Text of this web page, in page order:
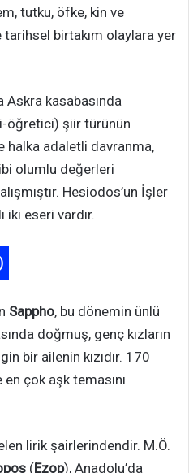
tutku, öfke, kin ve
birtakım olaylara yer
Askra kasabasında
şiir türünün
halka adaletli davranma,
olumlu değerleri
Hesiodos’un İşler
iki eseri vardır.
Sappho, bu dönemin ünlü
doğmuş, genç kızların
bir ailenin kızıdır. 170
çok aşk temasını
lirik şairlerindendir. M.Ö.
(Ezop), Anadolu’da